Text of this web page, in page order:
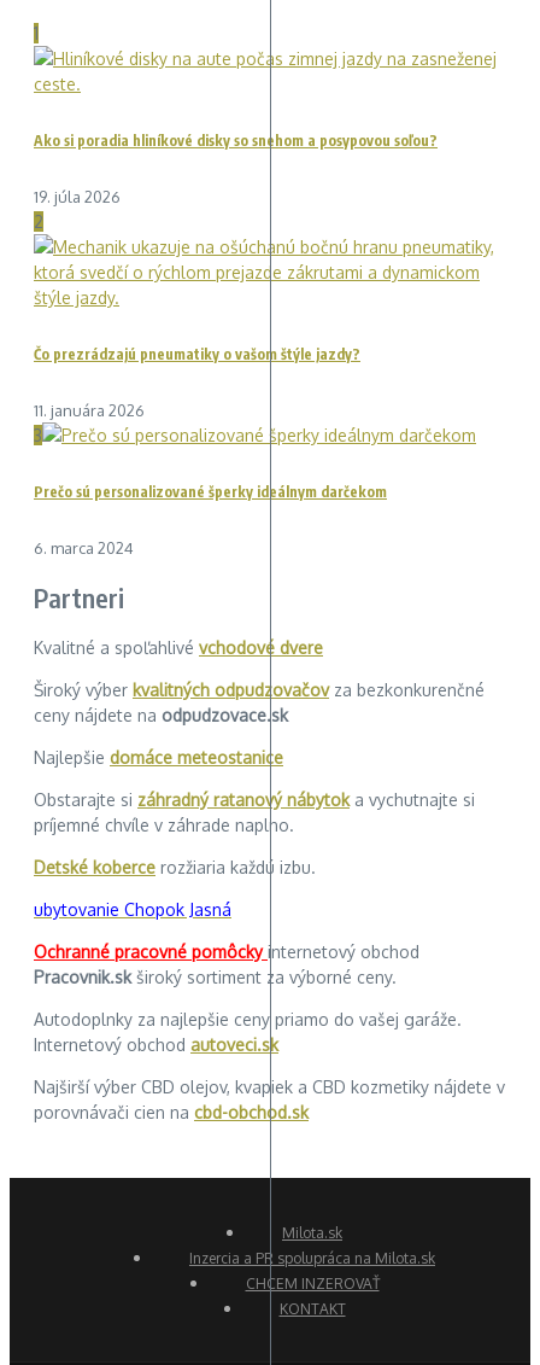
1
Ako si poradia hliníkové disky so snehom a posypovou soľou?
19. júla 2026
2
Čo prezrádzajú pneumatiky o vašom štýle jazdy?
11. januára 2026
3
Prečo sú personalizované šperky ideálnym darčekom
6. marca 2024
Partneri
Kvalitné a spoľahlivé vchodové dvere
Široký výber kvalitných odpudzovačovza bezkonkurenčné
ceny nájdete na odpudzovace.sk
Najlepšie domáce meteostanice
Obstarajte si záhradný ratanový nábytoka vychutnajte si
príjemné chvíle v záhrade naplno.
Detské koberce rozžiaria každú izbu.
ubytovanie Chopok Jasná
Ochranné pracovné pomôckyinternetový obchod
Pracovnik.skširoký sortiment za výborné ceny.
Autodoplnky za najlepšie ceny priamo do vašej garáže.
Internetový obchod autoveci.sk
Najširší výber CBD olejov, kvapiek a CBD kozmetiky nájdete v
porovnávači cien na cbd-obchod.sk
Milota.sk
Inzercia a PR spolupráca na Milota.sk
CHCEM INZEROVAŤ
KONTAKT